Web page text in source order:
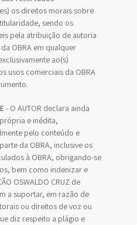
os direitos morais sobre
sendo os
pela atribuição de autoria
OBRA em qualquer
ao(s)
usos comerciais da OBRA
- O AUTOR declara ainda
e inédita,
pelo conteúdo e
da OBRA, inclusive os
à OBRA, obrigando-se
bem como indenizar e
OSWALDO CRUZ de
a suportar, em razão de
ou direitos de voz ou
diz respeito a plágio e